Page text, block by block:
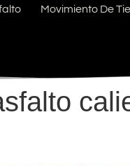
Movimiento De